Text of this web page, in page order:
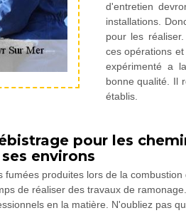
d'entretien
installations.
pour les
ces opérations
expérimenté a
bonne qualité. Il
établis.
pour les
environs
fumées produites lors de la
de réaliser des travaux de
en la matière. N'oubliez pas